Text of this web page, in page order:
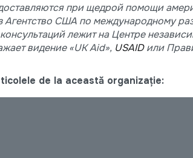
при щедрой помощи
Агентство США по международному
лежит на Центре
видение «UK Aid», USAIDили
de la această organizație: